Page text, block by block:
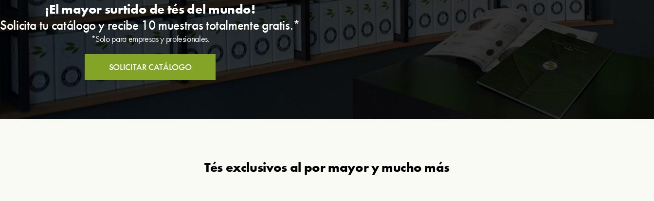
¡El mayor surtido de tés del mundo!
Solicita tu catálogo y recibe 10 muestras totalmente gratis.*
*Solo para empresas y profesionales.
SOLICITAR CATÁLOGO
Tés exclusivos al por mayor y mucho más